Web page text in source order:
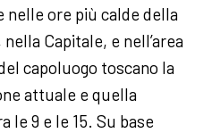
ore più calde della
Capitale, e nell’area
capoluogo toscano la
attuale e quella
le 9 e le 15. Su base